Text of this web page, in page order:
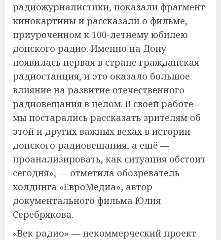
радиожурналистики, показали фрагмент
кинокартины и рассказали о фильме,
приуроченном к 100-летнему юбилею
донского радио. Именно на Дону
появилась первая в стране гражданская
радиостанция, и это оказало большое
влияние на развитие отечественного
радиовещания в целом. В своей работе
мы постарались рассказать зрителям об
этой и других важных вехах в истории
донского радиовещания, а ещё —
проанализировать, как ситуация обстоит
сегодня», — отметила обозреватель
холдинга «ЕвроМедиа», автор
документального фильма Юлия
Серебрякова.
«Век радио» — некоммерческий проект